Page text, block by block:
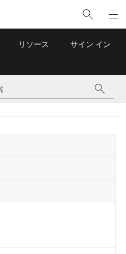
リソース サイン イン